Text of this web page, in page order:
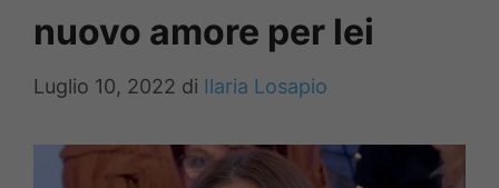
nuovo amore per lei
Luglio 10, 2022 di Ilaria Losapio